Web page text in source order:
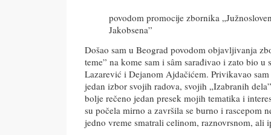
povodom promocije zbornika
Jakobsena”
Došao sam u Beograd povodom objavljivanja
teme” na kome sam i sâm sarađivao i zato bio u
Lazarević i Dejanom Ajdačićem. Privikavao
jedan izbor svojih radova, svojih „Izabranih
bolje rečeno jedan presek mojih tematika i
su počela mirno a završila se burno i rascepom
jedno vreme smatrali celinom, raznovrsnom, ali